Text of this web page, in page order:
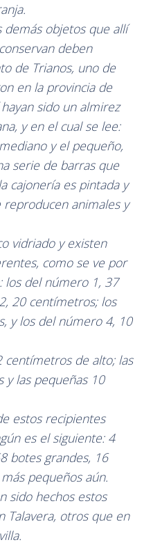
demás objetos que allí
deben
de Trianos, uno de
en la provincia de
sido un almirez
y en el cual se lee:
y el pequeño,
serie de barras que
cajonería es pintada y
animales y
vidriado y existen
como se ve por
los del número 1, 37
20 centímetros; los
y los del número 4, 10
centímetros de alto; las
y las pequeñas 10
estos recipientes
es el siguiente: 4
botes grandes, 16
pequeños aún.
sido hechos estos
Talavera, otros que en